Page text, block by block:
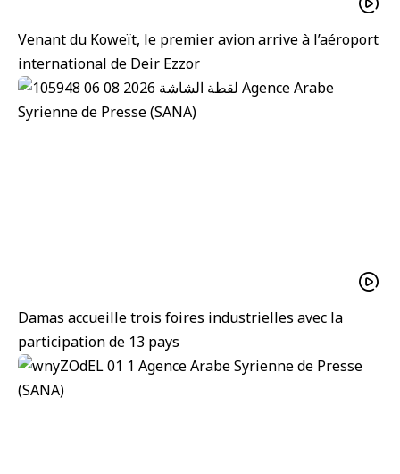
Venant du Koweït, le premier avion arrive à l’aéroport
international de Deir Ezzor
Damas accueille trois foires industrielles avec la
participation de 13 pays